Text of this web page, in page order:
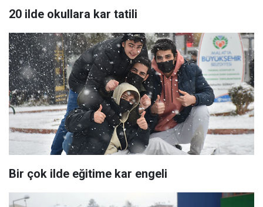
20 ilde okullara kar tatili
Bir çok ilde eğitime kar engeli